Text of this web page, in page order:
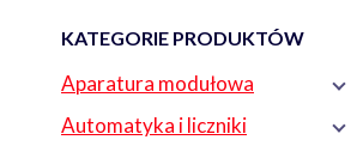
KATEGORIE PRODUKTÓW
Aparatura modułowa
Automatyka i liczniki